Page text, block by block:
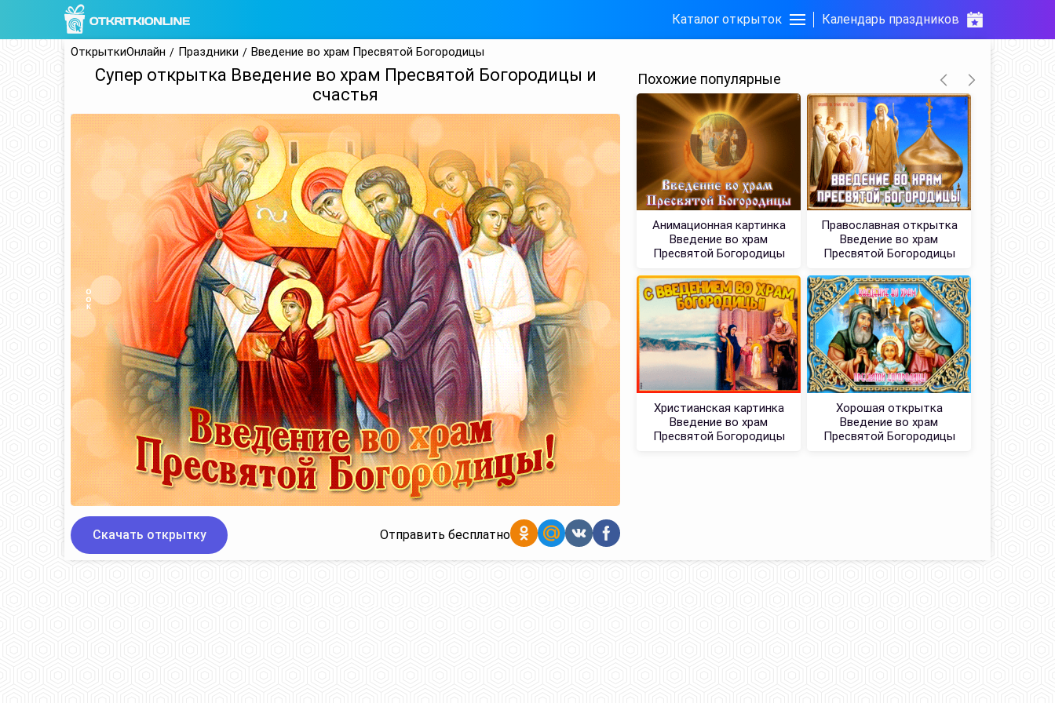
Каталог открыток Календарь праздников
ОткрыткиОнлайн Праздники Введение во храм Пресвятой Богородицы
Супер открытка Введение во храм Пресвятой Богородицы и
счастья
Скачать открытку Отправить бесплатно
Похожие популярные
Анимационная картинка
Введение во храм
Пресвятой Богородицы
Православная открытка
Введение во храм
Пресвятой Богородицы
Христианская картинка
Введение во храм
Пресвятой Богородицы
Хорошая открытка
Введение во храм
Пресвятой Богородицы